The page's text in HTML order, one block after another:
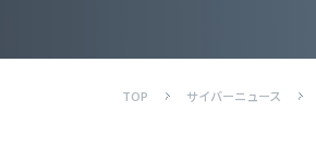
TOP サイバーニュース